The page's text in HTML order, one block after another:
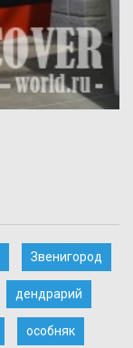
Звенигород
дендрарий
особняк